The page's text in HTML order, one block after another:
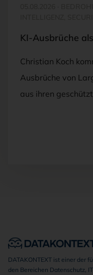
KI-Ausbrüche
Christian Koch
Ausbrüche von
aus ihren
DATAKONTEXT ist einer der
den Bereichen Datenschutz,